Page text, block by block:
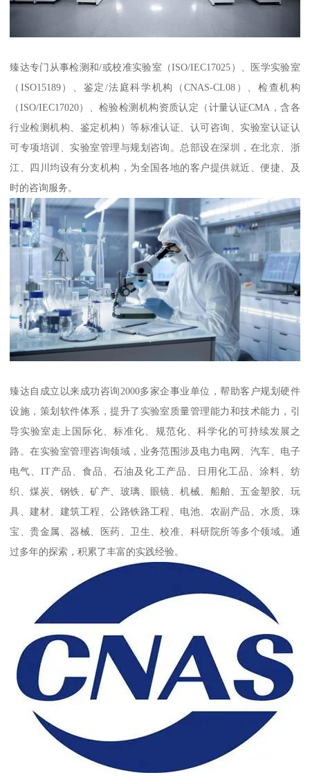
臻达专门从事检测和/或校准实验室（ISO/IEC17025）、医学实验室
（ISO15189）、鉴定/法庭科学机构（CNAS-CL08）、检查机构
（ISO/IEC17020）、检验检测机构资质认定（计量认证CMA，含各
行业检测机构、鉴定机构）等标准认证、认可咨询、实验室认证认
可专项培训、实验室管理与规划咨询。总部设在深圳，在北京、浙
江、四川均设有分支机构，为全国各地的客户提供就近、便捷、及
时的咨询服务。
臻达自成立以来成功咨询2000多家企事业单位，帮助客户规划硬件
设施，策划软件体系，提升了实验室质量管理能力和技术能力，引
导实验室走上国际化、标准化、规范化、科学化的可持续发展之
路。在实验室管理咨询领域，业务范围涉及电力电网、汽车、电子
电气、IT产品、食品、石油及化工产品、日用化工品、涂料、纺
织、煤炭、钢铁、矿产、玻璃、眼镜、机械、船舶、五金塑胶、玩
具、建材、建筑工程、公路铁路工程、电池、农副产品、水质、珠
宝、贵金属、器械、医药、卫生、校准、科研院所等多个领域。通
过多年的探索，积累了丰富的实践经验。